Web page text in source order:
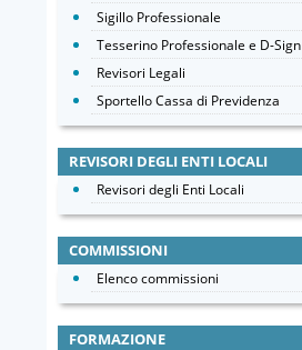
Sigillo Professionale
Tesserino Professionale e D-Sign
Revisori Legali
Sportello Cassa di Previdenza
REVISORI DEGLI ENTI LOCALI
Revisori degli Enti Locali
COMMISSIONI
Elenco commissioni
FORMAZIONE